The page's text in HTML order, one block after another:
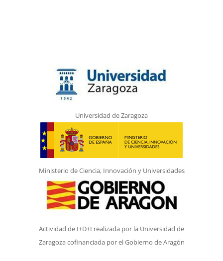
Universidad de Zaragoza
Ministerio de Ciencia, Innovación y Universidades
Actividad de I+D+I realizada por la Universidad de
Zaragoza cofinanciada por el Gobierno de Aragón